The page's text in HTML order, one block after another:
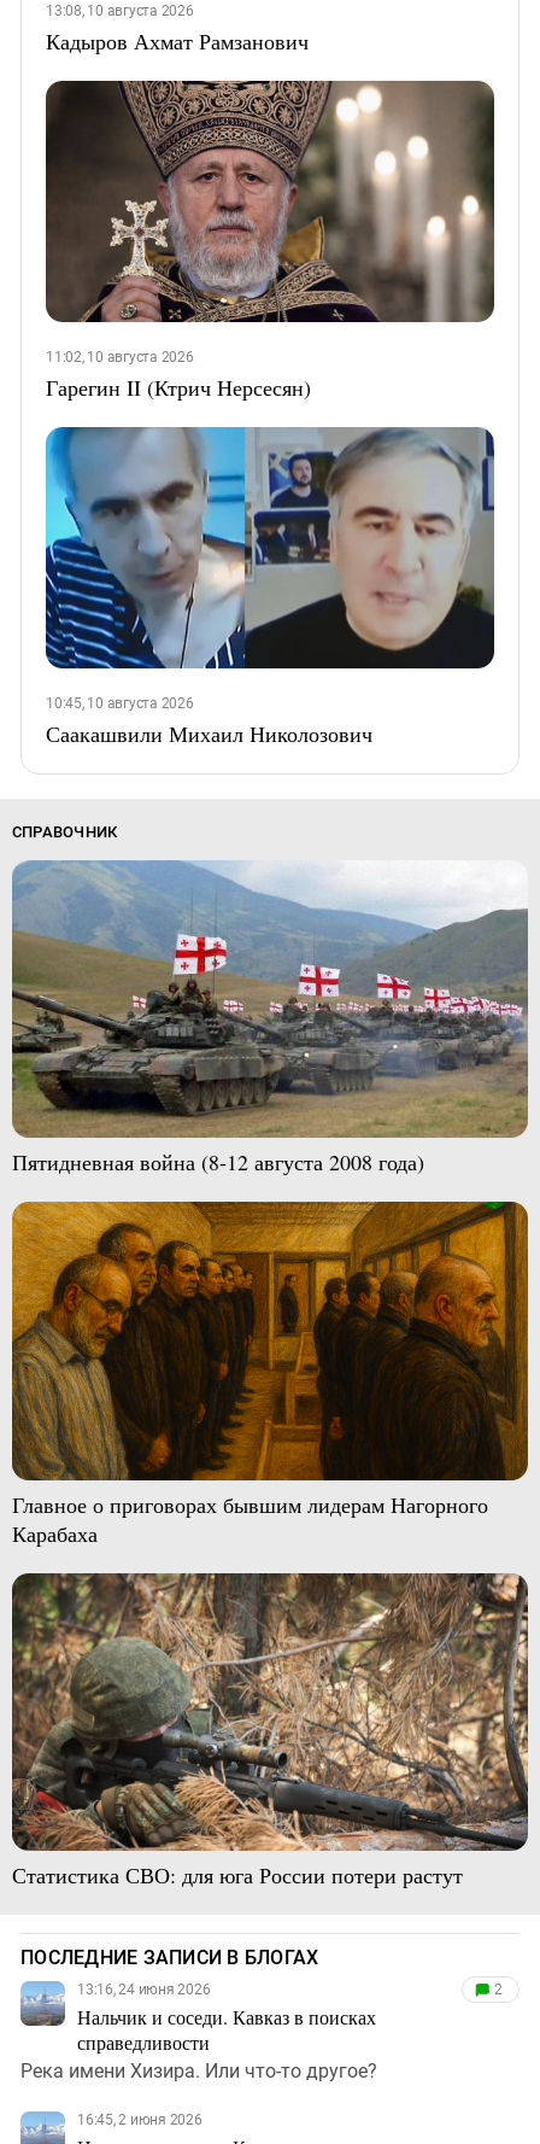
13:08, 10 августа 2026
Кадыров Ахмат Рамзанович
11:02, 10 августа 2026
Гарегин II (Ктрич Нерсесян)
10:45, 10 августа 2026
Саакашвили Михаил Николозович
СПРАВОЧНИК
Пятидневная война (8-12 августа 2008 года)
Главное о приговорах бывшим лидерам Нагорного
Карабаха
Статистика СВО: для юга России потери растут
ПОСЛЕДНИЕ ЗАПИСИ В БЛОГАХ
13:16, 24 июня 2026
Нальчик и соседи. Кавказ в поисках
справедливости
2
Река имени Хизира. Или что-то другое?
16:45, 2 июня 2026